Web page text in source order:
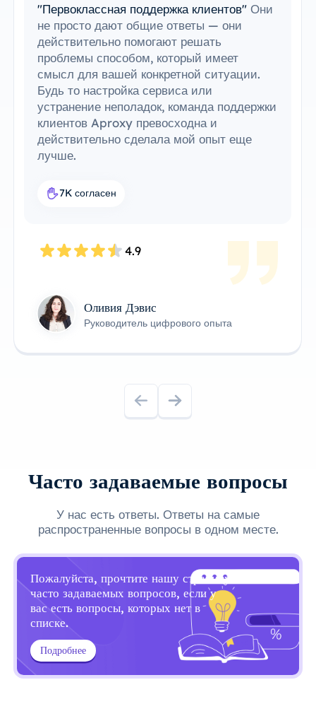
"Первоклассная поддержка клиентов" Они
не просто дают общие ответы — они
действительно помогают решать
проблемы способом, который имеет
смысл для вашей конкретной ситуации.
Будь то настройка сервиса или
устранение неполадок, команда поддержки
клиентов Aproxy превосходна и
действительно сделала мой опыт еще
лучше.
7K согласен
4.9
Оливия Дэвис
Руководитель цифрового опыта
Часто задаваемые вопросы
У нас есть ответы. Ответы на самые
распространенные вопросы в одном месте.
Пожалуйста, прочтите нашу страницу
часто задаваемых вопросов, если у
вас есть вопросы, которых нет в
списке.
Подробнее